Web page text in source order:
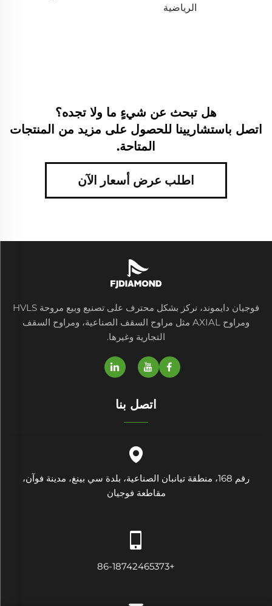
الرياضية
هل تبحث عن شيءٍ ما ولا تجده؟
اتصل باستشاريينا للحصول على مزيد من المنتجات
المتاحة.
اطلب عرض أسعار الآن
فوجيان دايموند، نركز بشكل محترف على تصنيع وبيع مروحة HVLS
ومراوح AXIAL مثل مراوح السقف الصناعية، ومراوح السقف
التجارية وغيرها.
اتصل بنا
رقم 168، منطقة تيانبان الصناعية، بلدة سي بينغ، مدينة فوآن،
مقاطعة فوجيان
+86-18742465373